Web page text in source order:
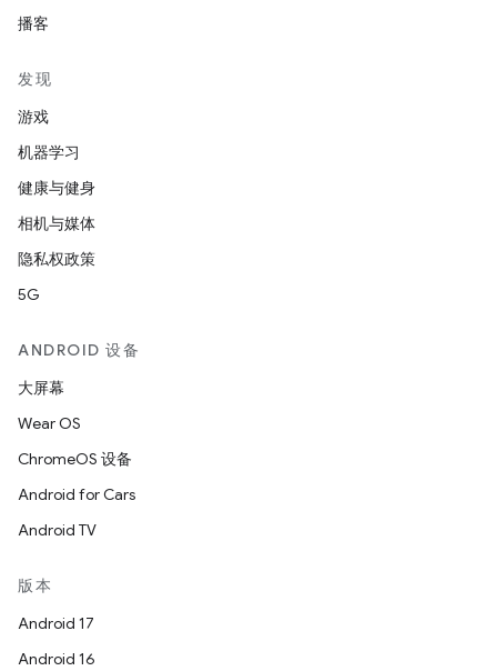
播客
发现
游戏
机器学习
健康与健身
相机与媒体
隐私权政策
5G
ANDROID 设备
大屏幕
Wear OS
ChromeOS 设备
Android for Cars
Android TV
版本
Android 17
Android 16